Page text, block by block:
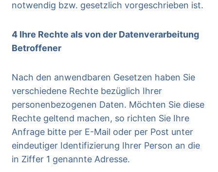
notwendig bzw. gesetzlich vorgeschrieben ist.
4 Ihre Rechte als von der Datenverarbeitung
Betroffener
Nach den anwendbaren Gesetzen haben Sie
verschiedene Rechte bezüglich Ihrer
personenbezogenen Daten. Möchten Sie diese
Rechte geltend machen, so richten Sie Ihre
Anfrage bitte per E-Mail oder per Post unter
eindeutiger Identifizierung Ihrer Person an die
in Ziffer 1 genannte Adresse.